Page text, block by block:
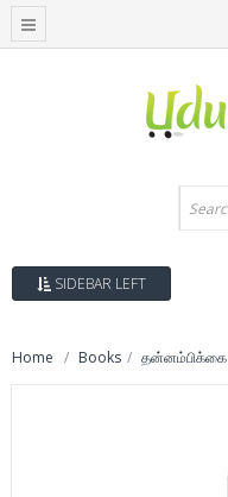
SIDEBAR LEFT
Home Books தன்னம்பிக்கை